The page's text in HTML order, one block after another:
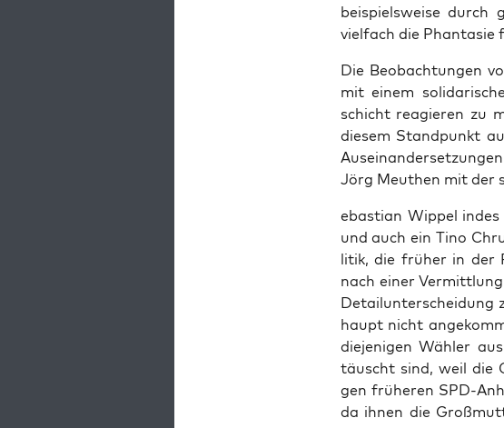
bei­spiels­wei­se durch
viel­fach die Phan­ta­sie
Die Beob­ach­tun­gen
mit einem
schicht reagie­ren zu
die­sem Stand­punkt
Jörg Meu­then mit der
ebas­ti­an Wip­pel
und auch ein Tino
li­tik, die frü­her in der
nach einer
Detail­un­ter­schei­dung
haupt nicht
die­je­ni­gen Wäh­ler
täuscht sind, weil die
gen frü­he­ren SPD-
da ihnen die